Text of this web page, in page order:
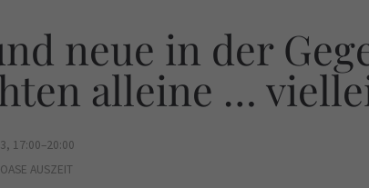
neue in der
alleine …
17:00–20:00
AUSZEIT